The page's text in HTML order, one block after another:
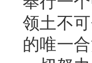
领土不
的唯一